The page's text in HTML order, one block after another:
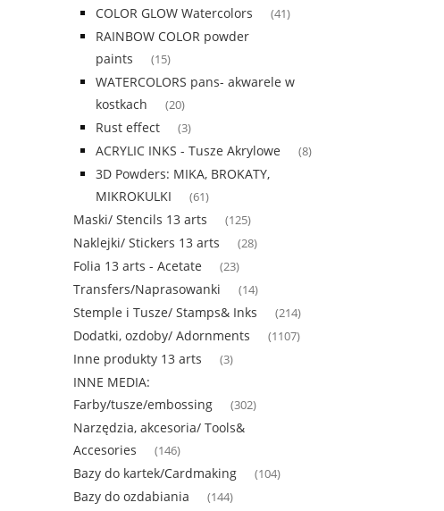
COLOR GLOW Watercolors (41)
RAINBOW COLOR powder
paints
(15)
WATERCOLORS pans- akwarele w
kostkach
(20)
Rust effect (3)
ACRYLIC INKS - Tusze Akrylowe (8)
3D Powders: MIKA, BROKATY,
MIKROKULKI
(61)
Maski/ Stencils 13 arts (125)
Naklejki/ Stickers 13 arts (28)
Folia 13 arts - Acetate (23)
Transfers/Naprasowanki (14)
Stemple i Tusze/ Stamps& Inks (214)
Dodatki, ozdoby/ Adornments (1107)
Inne produkty 13 arts (3)
INNE MEDIA:
Farby/tusze/embossing
(302)
Narzędzia, akcesoria/ Tools&
Accesories
(146)
Bazy do kartek/Cardmaking (104)
Bazy do ozdabiania (144)